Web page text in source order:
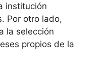
institución
Por otro lado,
la selección
propios de la